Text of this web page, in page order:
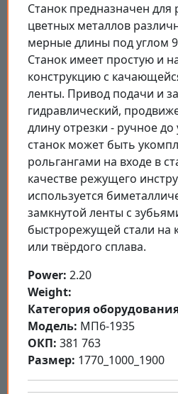
Станок предназначен для
цветных металлов
мерные длины под углом
Станок имеет простую и
конструкцию с
ленты. Привод подачи и
гидравлический,
длину отрезки - ручное до
станок может быть
рольгангами на входе в
качестве режущего
используется
замкнутой ленты с
быстрорежущей стали на
или твёрдого сплава.
Power: 2.20
Weight:
Категория
Модель: МП6-1935
ОКП: 381 763
Размер: 1770_1000_1900